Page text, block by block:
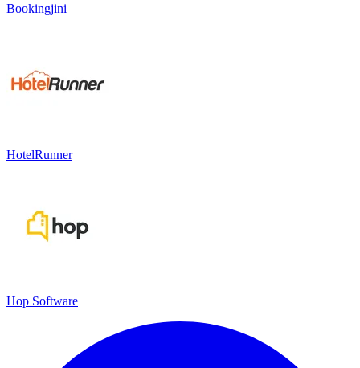
Bookingjini
HotelRunner
Hop Software